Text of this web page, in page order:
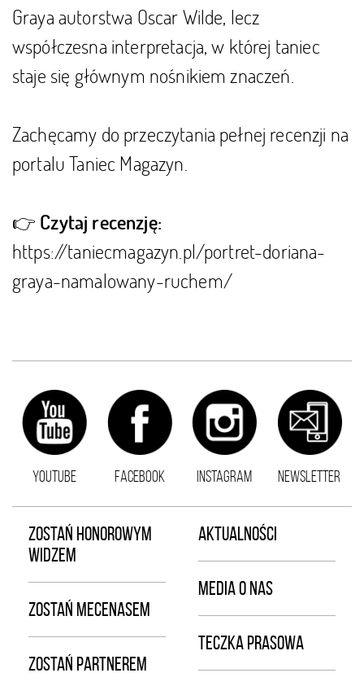
Grayaautorstwa Oscar Wilde, lecz
współczesna interpretacja, w której taniec
staje się głównym nośnikiem znaczeń.
Zachęcamy do przeczytania pełnej recenzji na
portalu Taniec Magazyn.
👉 Czytaj recenzję:
https://taniecmagazyn.pl/portret-doriana-
graya-namalowany-ruchem/
YOUTUBE FACEBOOK INSTAGRAM NEWSLETTER
ZOSTAŃ HONOROWYM
WIDZEM
ZOSTAŃ MECENASEM
ZOSTAŃ PARTNEREM
AKTUALNOŚCI
MEDIA O NAS
TECZKA PRASOWA